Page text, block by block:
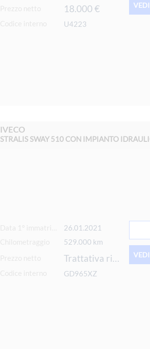
18.000 €
U4223
IVECO
STRALIS SWAY 510 CON IMPIANTO
26.01.2021
529.000 km
GD965XZ